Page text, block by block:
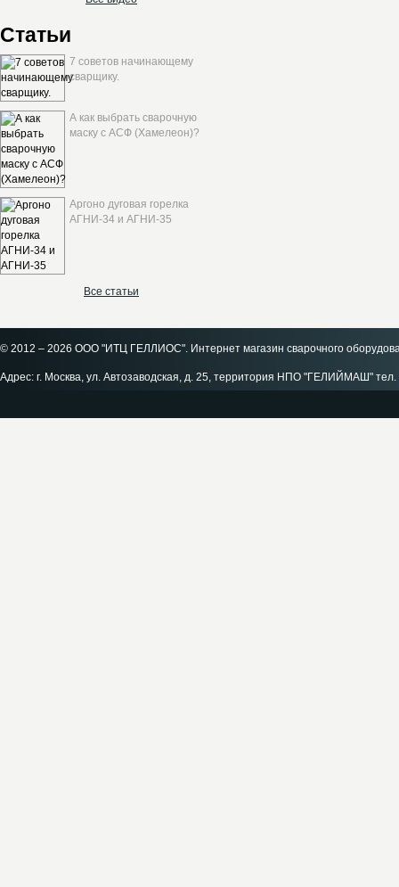
Статьи
7 советов начинающему
сварщику.
А как выбрать сварочную
маску с АСФ (Хамелеон)?
Аргоно дуговая горелка
АГНИ-34 и АГНИ-35
Все статьи
© 2012 – 2026 ООО "ИТЦ ГЕЛЛИОС". Интернет магазин сварочного
Адрес: г. Москва, ул. Автозаводская, д. 25, территория НПО "ГЕЛИЙМАШ"